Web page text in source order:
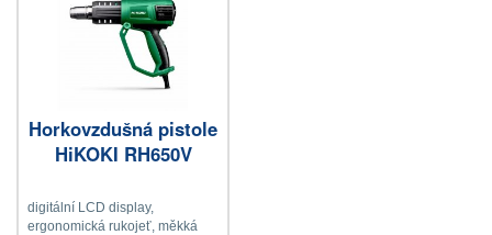
Horkovzdušná pistole
HiKOKI RH650V
digitální LCD display,
ergonomická rukojeť, měkká